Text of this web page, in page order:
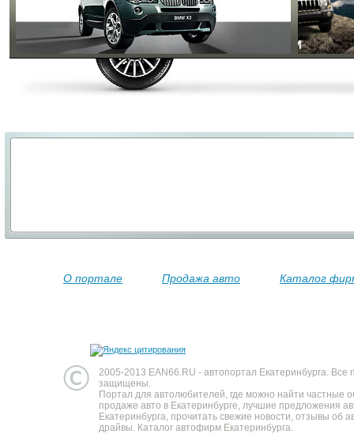
О портале Продажа авто Каталог
2005-2013 EAN66.RU - автопортал Екатеринбурга. Все
защищены.
Портал для автолюбителей, где можно найти частные
продаже авто в Екатеринбурге, лучшие предложения
Екатеринбурга, прочитать свежие новости, отзывы об
драйвы. Каталог автофирм Екатеринбурга.